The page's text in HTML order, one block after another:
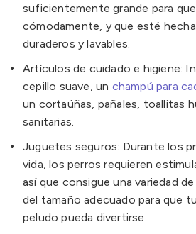
suficientemente grande para
cómodamente, y que esté
duraderos y lavables.
Artículos de cuidado e higiene:
cepillo suave, un champú para
un cortaúñas, pañales, toallitas
sanitarias.
Juguetes seguros: Durante los
vida, los perros requieren
así que consigue una variedad
del tamaño adecuado para que
peludo pueda divertirse.